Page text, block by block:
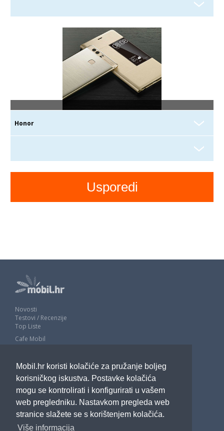
Mobil.hr koristi kolačiće za pružanje boljeg
korisničkog iskustva. Postavke kolačića
mogu se kontrolirati i konfigurirati u vašem
web pregledniku. Nastavkom pregleda web
stranice slažete se s korištenjem kolačića.
Više informacija
Novosti
Testovi / Recenzije
Top Liste
Cafe Mobil
Impressum
Marketing
Pravne odredbe
Izjava o privatnosti
POTRAŽITE NAS